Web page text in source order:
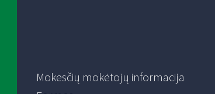
Mokesčių mokėtojų informacija